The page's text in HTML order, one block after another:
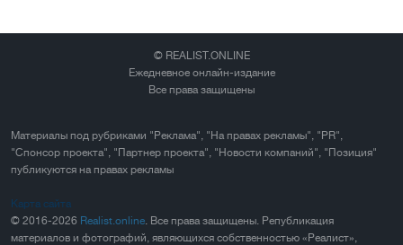
© REALIST.ONLINE
Ежедневное онлайн-издание
Все права защищены
Материалы под рубриками "Реклама", "На правах рекламы", "PR",
"Спонсор проекта", "Партнер проекта", "Новости компаний", "Позиция"
публикуются на правах рекламы
Карта сайта
© 2016-2026 Realist.online . Все права защищены. Републикация
материалов и фотографий, являющихся собственностью «Реалист»,